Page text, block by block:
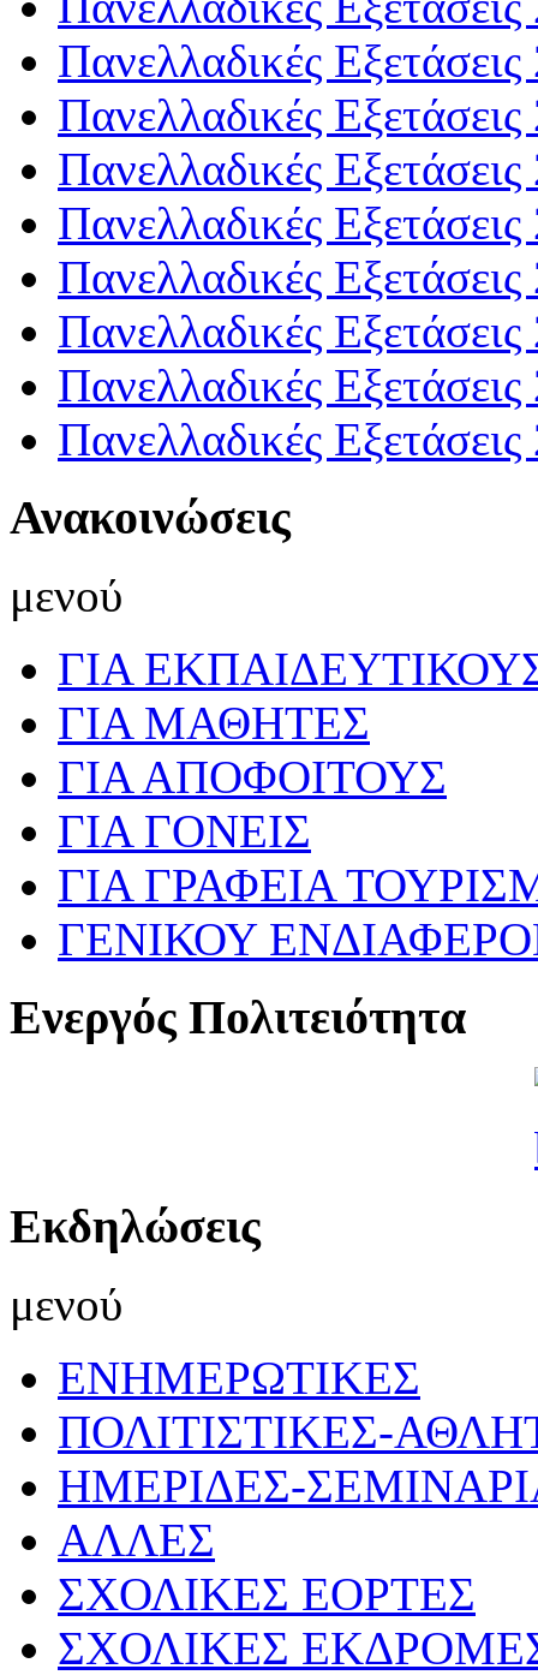
Πανελλαδικές
Πανελλαδικές
Πανελλαδικές
Πανελλαδικές
Πανελλαδικές
Πανελλαδικές
Πανελλαδικές
Πανελλαδικές
Ανακοινώσεις
μενού
ΓΙΑ
ΓΙΑ ΜΑΘΗΤΕΣ
ΓΙΑ ΑΠΟΦΟΙΤΟΥΣ
ΓΙΑ ΓΟΝΕΙΣ
ΓΙΑ ΓΡΑΦΕΙΑ
ΓΕΝΙΚΟΥ
Ενεργός Πολιτειότητα
Εκδηλώσεις
μενού
ΕΝΗΜΕΡΩΤΙΚΕΣ
ΠΟΛΙΤΙΣΤΙΚΕΣ-
ΗΜΕΡΙΔΕΣ-
ΑΛΛΕΣ
ΣΧΟΛΙΚΕΣ ΕΟΡΤΕΣ
ΣΧΟΛΙΚΕΣ